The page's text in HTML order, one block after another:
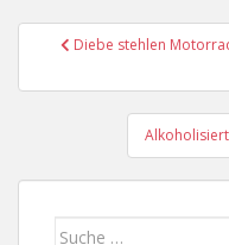
Diebe stehlen
Suche